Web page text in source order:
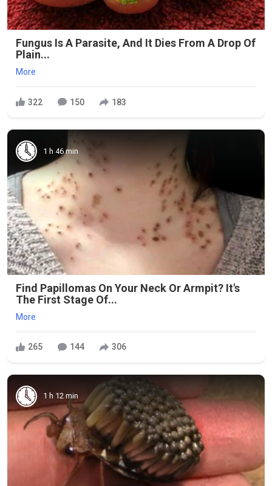
Fungus Is A Parasite, And It Dies From A Drop Of
Plain...
More
322 150 183
1 h 46 min
Find Papillomas On Your Neck Or Armpit? It's
The First Stage Of...
More
265 144 306
1 h 12 min